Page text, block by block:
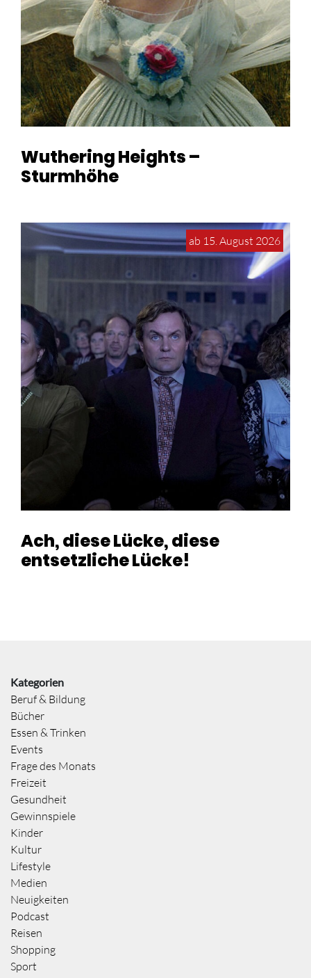
Wuthering Heights –
Sturmhöhe
ab 15. August 2026
Ach, diese Lücke, diese
entsetzliche Lücke!
Kategorien
Beruf & Bildung
Bücher
Essen & Trinken
Events
Frage des Monats
Freizeit
Gesundheit
Gewinnspiele
Kinder
Kultur
Lifestyle
Medien
Neuigkeiten
Podcast
Reisen
Shopping
Sport